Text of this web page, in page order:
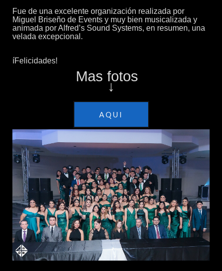
Fue de una excelente organización realizada por
Miguel Briseño de Events y muy bien musicalizada y
animada por Alfred’s Sound Systems, en resumen, una
velada excepcional.
íFelicidades!
Mas fotos
↓
AQUI